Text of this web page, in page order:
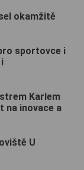
okamžitě
sportovce i
Karlem
na inovace a
U